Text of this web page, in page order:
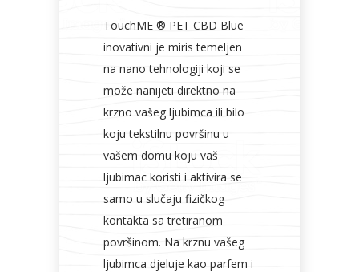
TouchME ® PET CBD Blue
inovativni je miris temeljen
na nano tehnologiji koji se
može nanijeti direktno na
krzno vašeg ljubimca ili bilo
koju tekstilnu površinu u
vašem domu koju vaš
ljubimac koristi i aktivira se
samo u slučaju fizičkog
kontakta sa tretiranom
površinom. Na krznu vašeg
ljubimca djeluje kao parfem i